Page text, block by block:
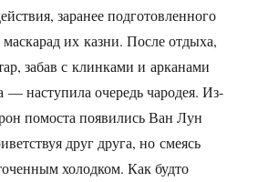
заранее подготовленного
их казни. После отдыха,
забав с клинками и арканами
— наступила очередь чародея. Из-
помоста появились Ван Лун
друг друга, но смеясь
холодком. Как будто